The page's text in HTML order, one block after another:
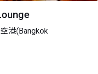
港(Bangkok